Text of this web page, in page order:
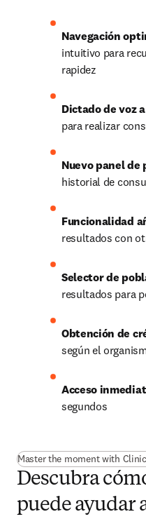
Navegación
intuitivo para
rapidez
Dictado de voz
para realizar
Nuevo panel de
historial de
Funcionalidad
resultados con
Selector de
resultados para
Obtención de
según el
Acceso
segundos
Master the moment with
Descubra
puede ayudar